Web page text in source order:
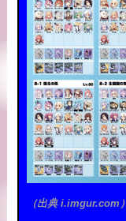
（出典 i.imgur.com）